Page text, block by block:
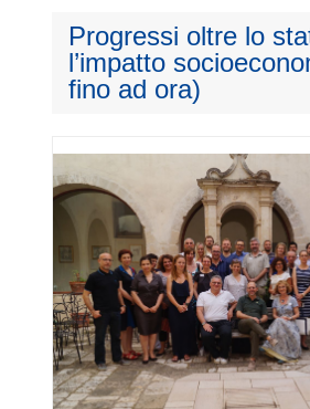
Progressi oltre lo
l’impatto
fino ad ora)